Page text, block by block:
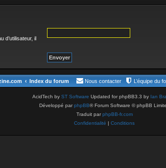
d’utilisateur, il
Index du forum L’équipe du
Nous contacter
AcidTech by ST Software Updated for phpBB3.3 by Ian
Développé parphpBB® Forum Software © phpBB
Traduit parphpBB-fr.com
Confidentialité | Conditions